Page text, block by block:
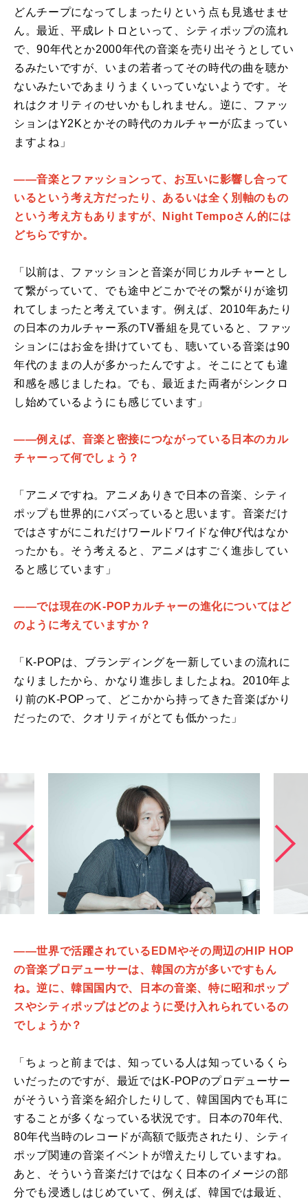
どんチープになってしまったりという点も見逃せませ
ん。最近、平成レトロといって、シティポップの流れ
で、90年代とか2000年代の音楽を売り出そうとしてい
るみたいですが、いまの若者ってその時代の曲を聴か
ないみたいであまりうまくいっていないようです。そ
れはクオリティのせいかもしれません。逆に、ファッ
ションはY2Kとかその時代のカルチャーが広まってい
ますよね」
――音楽とファッションって、お互いに影響し合って
いるという考え方だったり、あるいは全く別軸のもの
という考え方もありますが、Night Tempoさん的には
どちらですか。
「以前は、ファッションと音楽が同じカルチャーとし
て繋がっていて、でも途中どこかでその繋がりが途切
れてしまったと考えています。例えば、2010年あたり
の日本のカルチャー系のTV番組を見ていると、ファッ
ションにはお金を掛けていても、聴いている音楽は90
年代のままの人が多かったんですよ。そこにとても違
和感を感じましたね。でも、最近また両者がシンクロ
し始めているようにも感じています」
――例えば、音楽と密接につながっている日本のカル
チャーって何でしょう？
「アニメですね。アニメありきで日本の音楽、シティ
ポップも世界的にバズっていると思います。音楽だけ
ではさすがにこれだけワールドワイドな伸び代はなか
ったかも。そう考えると、アニメはすごく進歩してい
ると感じています」
――では現在のK-POPカルチャーの進化についてはど
のように考えていますか？
「K-POPは、ブランディングを一新していまの流れに
なりましたから、かなり進歩しましたよね。2010年よ
り前のK-POPって、どこかから持ってきた音楽ばかり
だったので、クオリティがとても低かった」
――世界で活躍されているEDMやその周辺のHIP HOP
の音楽プロデューサーは、韓国の方が多いですもん
ね。逆に、韓国国内で、日本の音楽、特に昭和ポップ
スやシティポップはどのように受け入れられているの
でしょうか？
「ちょっと前までは、知っている人は知っているくら
いだったのですが、最近ではK-POPのプロデューサー
がそういう音楽を紹介したりして、韓国国内でも耳に
することが多くなっている状況です。日本の70年代、
80年代当時のレコードが高額で販売されたり、シティ
ポップ関連の音楽イベントが増えたりしていますね。
あと、そういう音楽だけではなく日本のイメージの部
分でも浸透しはじめていて、例えば、韓国では最近、